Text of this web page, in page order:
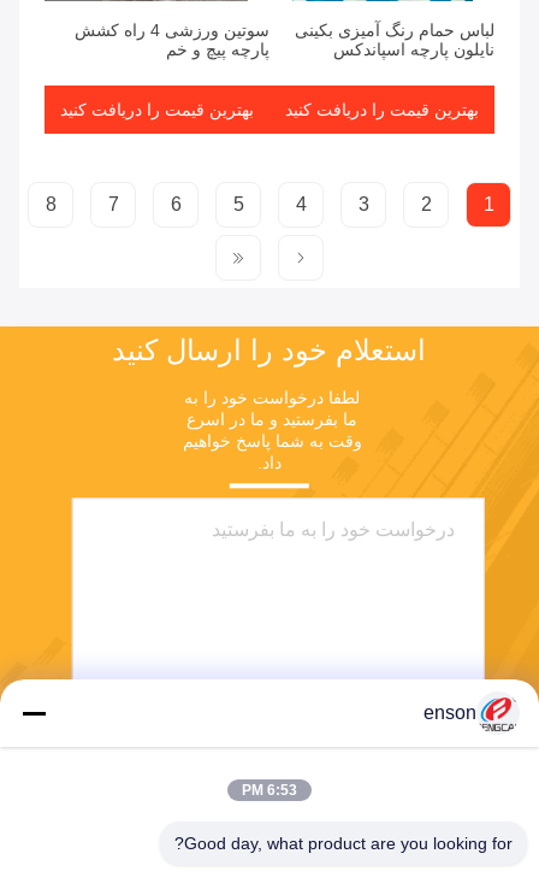
لباس حمام رنگ آمیزی بکینی
نایلون پارچه اسپاندکس
بهترین قیمت را دریافت کنید
سوتین ورزشی 4 راه کشش
پارچه پیچ و خم
بهترین قیمت را دریافت کنید
1
2
3
4
5
6
7
8
استعلام خود را ارسال کنید
ما بفرستید و ما در اسرع
داد.
ارسال
enson
6:53 PM
Good day, what product are you looking for?